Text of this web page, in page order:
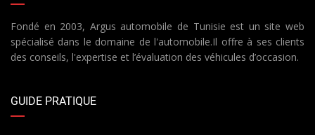
Fondé en 2003, Argus automobile de Tunisie est un site web
spécialisé dans le domaine de l'automobile.Il offre à ses clients
des conseils, l'expertise et l’évaluation des véhicules d’occasion.
GUIDE PRATIQUE